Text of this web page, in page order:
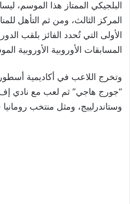
البلجيكي الممتاز هذا الموسم،
المركز الثالث، ومن ثم التأهل
الأولى التي تُحدد الفائز بلقب
المسابقات الأوروبية الأوروبية
وتخرج اللاعب في أكاديمية
“جورج هاجي” ثم لعب مع نادي
وستاندرلييج، ومثل منتخب رومانيا في 15 مباراة